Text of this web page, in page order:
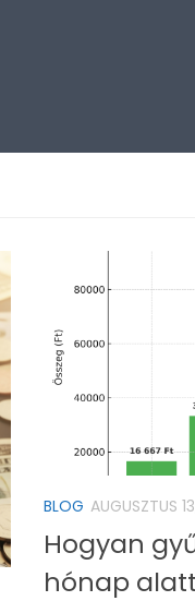
BLOG AUGUSZTUS
Hogyan
hónap alatt